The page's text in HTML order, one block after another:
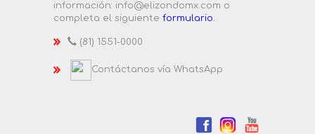
información: info@elizondomx.com o
completa el siguiente formulario.
(81) 1551-0000
Contáctanos vía WhatsApp